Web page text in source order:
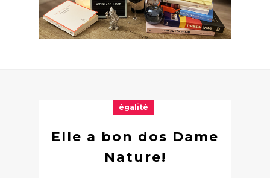
égalité
Elle a bon dos Dame
Nature!